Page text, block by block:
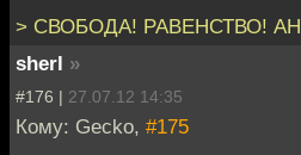
> СВОБОДА! РАВЕНСТВО!
sherl »
#176 | 27.07.12 14:35
Кому: Gecko, #175